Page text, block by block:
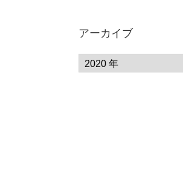
アーカイブ